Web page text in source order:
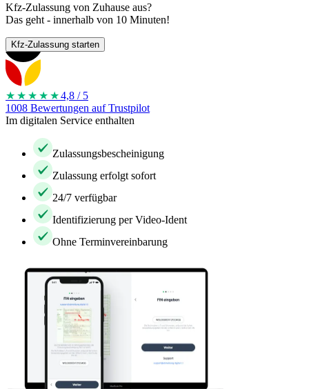
Kfz-Zulassung von Zuhause aus?
Das geht - innerhalb von 10 Minuten!
Kfz-Zulassung starten
★★★★ ★4,8 / 5
1008 Bewertungen auf Trustpilot
Im digitalen Service enthalten
Zulassungsbescheinigung
Zulassung erfolgt sofort
24/7 verfügbar
Identifizierung per Video-Ident
Ohne Terminvereinbarung